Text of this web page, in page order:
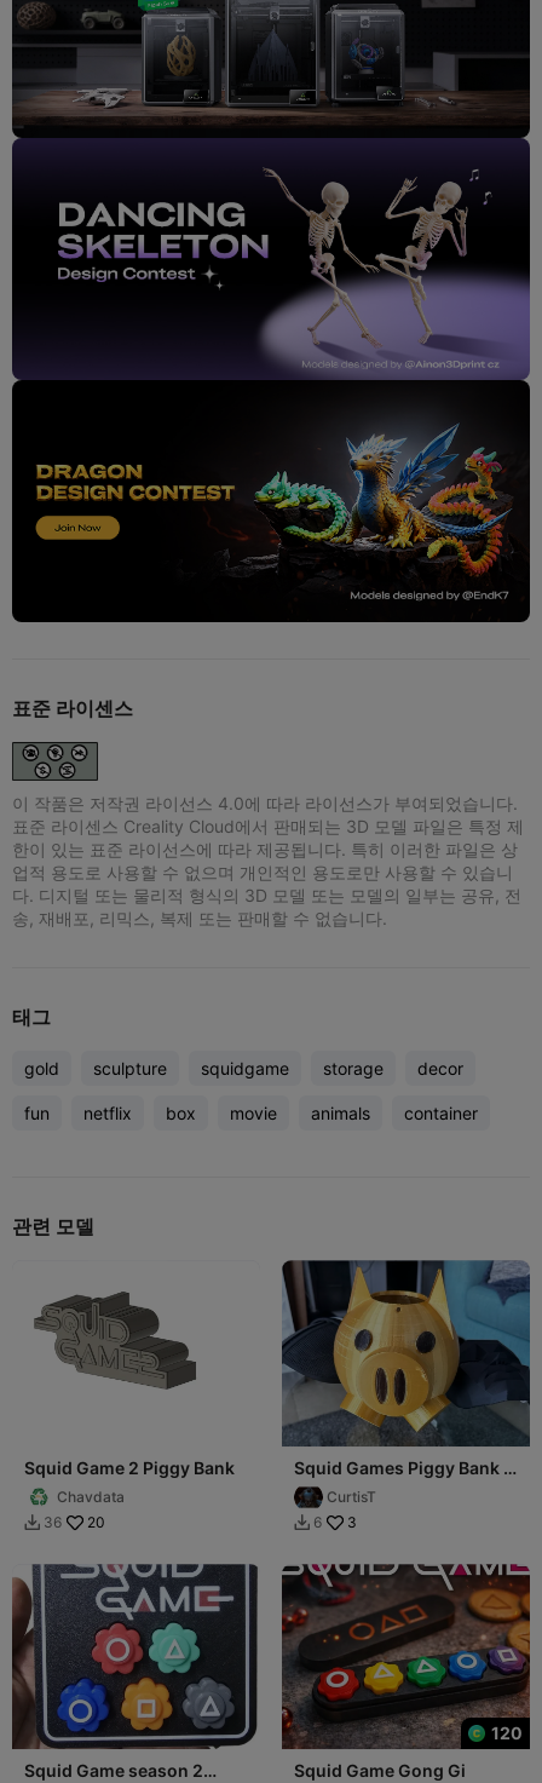
표준 라이센스
이 작품은 저작권 라이선스 4.0에 따라 라이선스가 부여되었습니다.
표준 라이센스 Creality Cloud에서 판매되는 3D 모델 파일은 특정 제
한이 있는 표준 라이선스에 따라 제공됩니다. 특히 이러한 파일은 상
업적 용도로 사용할 수 없으며 개인적인 용도로만 사용할 수 있습니
다. 디지털 또는 물리적 형식의 3D 모델 또는 모델의 일부는 공유, 전
송, 재배포, 리믹스, 복제 또는 판매할 수 없습니다.
태그
gold sculpture squidgame storage decor
fun netflix box movie animals container
관련 모델
Squid Game 2 Piggy Bank
Chavdata
 36 20
Squid Games Piggy Bank /
Lolly Bucket
CurtisT
 6 3
Squid Game season 2
120
Squid Game Gong Gi